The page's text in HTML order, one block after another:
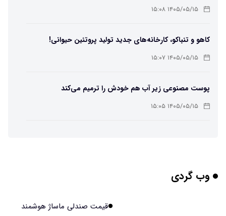
ممکن شد
۱۴۰۵/۰۵/۱۵ ۱۵:۰۸
کاهو و تنباکو، کارخانه‌های جدید تولید پروتئین حیوانی!
۱۴۰۵/۰۵/۱۵ ۱۵:۰۷
پوست مصنوعی زیر آب هم خودش را ترمیم می‌کند
۱۴۰۵/۰۵/۱۵ ۱۵:۰۵
برنج فضایی چین به مرحله برداشت رسید
وب گردی
قیمت صندلی ماساژ هوشمند